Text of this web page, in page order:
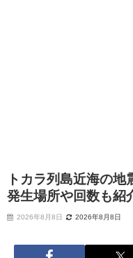
トカラ列島近海の
発生場所や回数も紹
2026年8月8日 2026年8月8日